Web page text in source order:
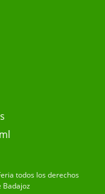
todos los derechos
Badajoz